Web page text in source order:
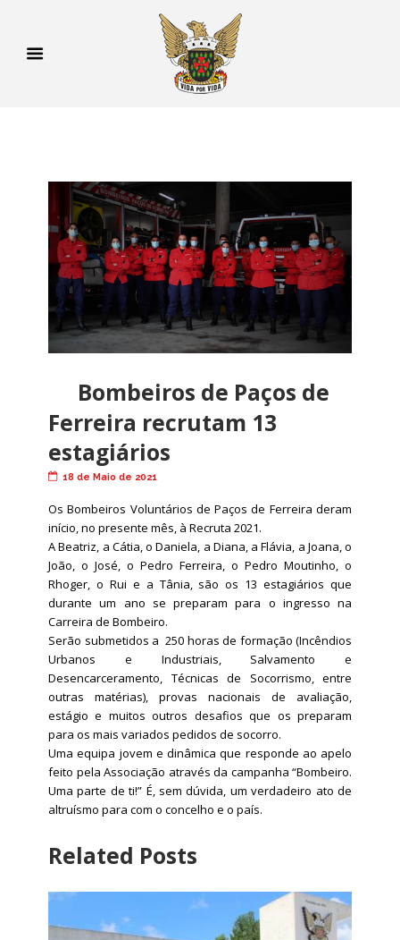
Bombeiros de Paços de
Ferreira recrutam 13
estagiários
18 de Maio de 2021
Os Bombeiros Voluntários de Paços de Ferreira deram
início, no presente mês, à Recruta 2021.
A Beatriz, a Cátia, o Daniela, a Diana, a Flávia, a Joana, o
João, o José, o Pedro Ferreira, o Pedro Moutinho, o
Rhoger, o Rui e a Tânia, são os 13 estagiários que
durante um ano se preparam para o ingresso na
Carreira de Bombeiro.
Serão submetidos a 250 horas de formação (Incêndios
Urbanos e Industriais, Salvamento e
Desencarceramento, Técnicas de Socorrismo, entre
outras matérias), provas nacionais de avaliação,
estágio e muitos outros desafios que os preparam
para os mais variados pedidos de socorro.
Uma equipa jovem e dinâmica que responde ao apelo
feito pela Associação através da campanha “Bombeiro.
Uma parte de ti!” É, sem dúvida, um verdadeiro ato de
altruísmo para com o concelho e o país.
Related Posts